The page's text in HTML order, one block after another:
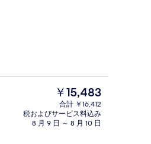
薄型テレビ
現
在
の
料
￥15,483
合計 ￥16,412
税およびサービス料込み
8 月 9 日 ～ 8 月 10 日